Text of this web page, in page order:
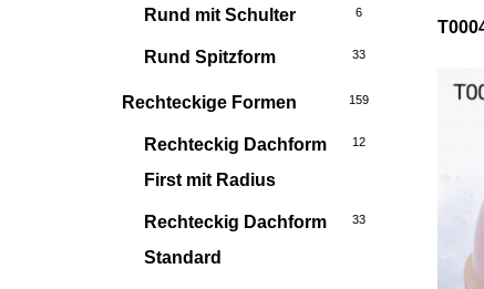
Rund mit Schulter 6
Rund Spitzform 33
Rechteckige Formen 159
Rechteckig Dachform
First mit Radius
12
Rechteckig Dachform
Standard
33